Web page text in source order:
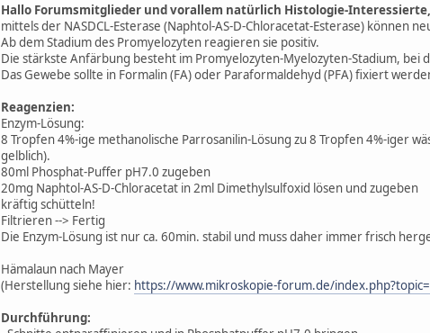
Hallo Forumsmitglieder und vorallem natürlich Histologie-Interessierte,
mittels der NASDCL-Esterase (Naphtol-AS-D-Chloracetat-Esterase) können
Ab dem Stadium des Promyelozyten reagieren sie positiv.
Die stärkste Anfärbung besteht im Promyelozyten-Myelozyten-Stadium, bei
Das Gewebe sollte in Formalin (FA) oder Paraformaldehyd (PFA) fixiert
Reagenzien:
Enzym-Lösung:
8 Tropfen 4%-ige methanolische Parrosanilin-Lösung zu 8 Tropfen 4%-iger
gelblich).
80ml Phosphat-Puffer pH7.0 zugeben
20mg Naphtol-AS-D-Chloracetat in 2ml Dimethylsulfoxid lösen und zugeben
kräftig schütteln!
Filtrieren --> Fertig
Die Enzym-Lösung ist nur ca. 60min. stabil und muss daher immer frisch
Hämalaun nach Mayer
(Herstellung siehe hier: https://www.mikroskopie-forum.de/
Durchführung: